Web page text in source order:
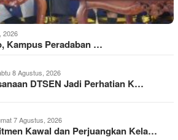
2026
Kampus Peradaban …
8 Agustus, 2026
DTSEN Jadi Perhatian K…
7 Agustus, 2026
Kawal dan Perjuangkan Kela…